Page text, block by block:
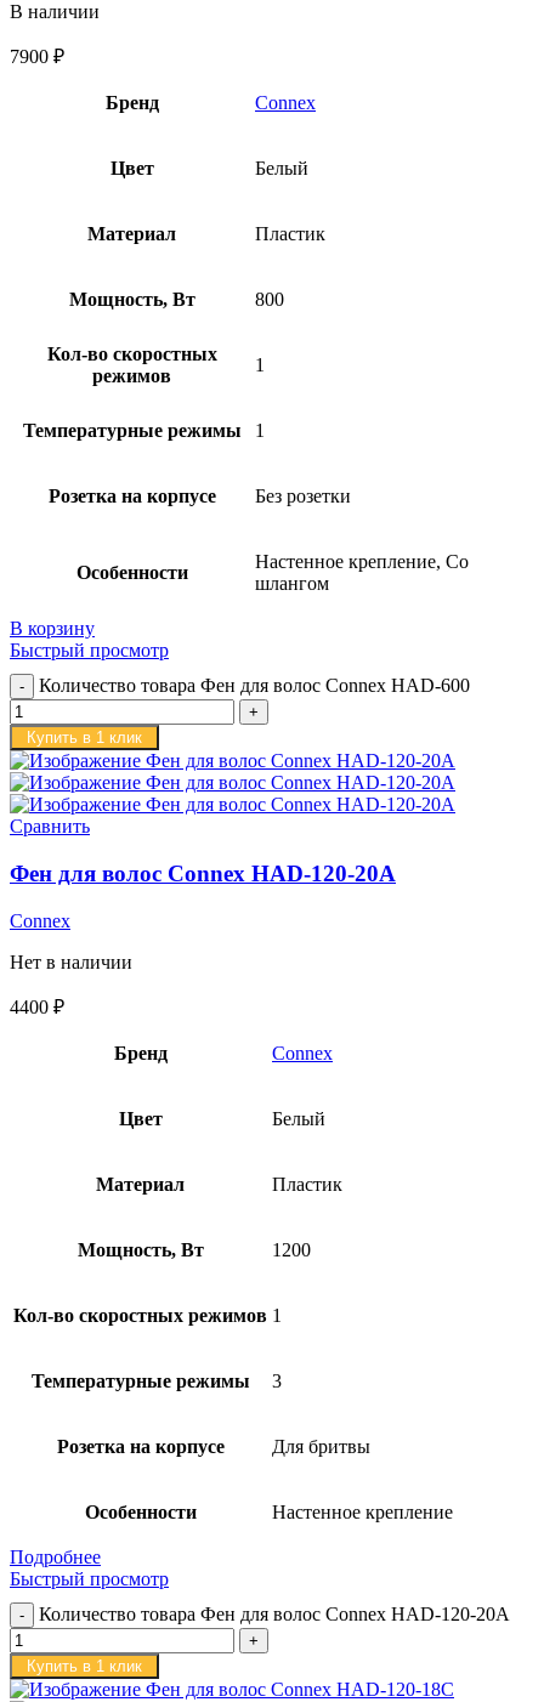
В наличии
7900 ₽
Бренд Connex
Цвет Белый
Материал Пластик
Мощность, Вт 800
Кол-во скоростных
режимов
1
Температурные режимы 1
Розетка на корпусе Без розетки
Особенности
Настенное крепление, Со
шлангом
В корзину
Быстрый просмотр
Количество товара Фен для волос Connex HAD-600
Купить в 1 клик
Сравнить
Фен для волос Connex HAD-120-20A
Connex
Нет в наличии
4400 ₽
Бренд Connex
Цвет Белый
Материал Пластик
Мощность, Вт 1200
Кол-во скоростных режимов 1
Температурные режимы 3
Розетка на корпусе Для бритвы
Особенности Настенное крепление
Подробнее
Быстрый просмотр
Количество товара Фен для волос Connex HAD-120-20A
Купить в 1 клик